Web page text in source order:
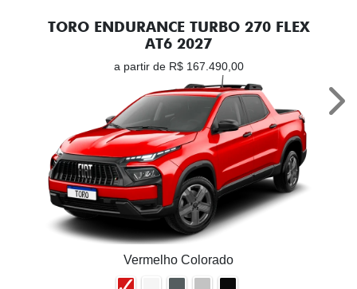
TORO ENDURANCE TURBO 270 FLEX
AT6 2027
a partir de R$ 167.490,00
Vermelho Colorado